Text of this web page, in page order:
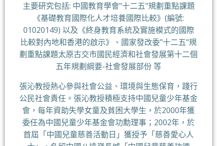
主要研究包括: 中國教育學會"十二五"規劃重點課題
《基礎教育國際化人才培養國際比較》(編號:
01020149) 以及《終身教育系統及實施模式的國際
比較對內地和香港的啟示》、國家發改委"十二五"規
劃重點課題太原古交市國民經濟和社會發展第十二個
五年規劃綱要-社會發展部份 等
張沁教授熱心參與社會公益、環境與生態保育，踐行
公民社會責任。張沁教授積極支持中國兒童少年基金
會，每年資助失學女童及貧困大學生，於2000年獲
委任為中國兒童少年基金會功勳理事；2002年，於
首屆「中國兒童慈善活動日」獲授予「慈善愛心人